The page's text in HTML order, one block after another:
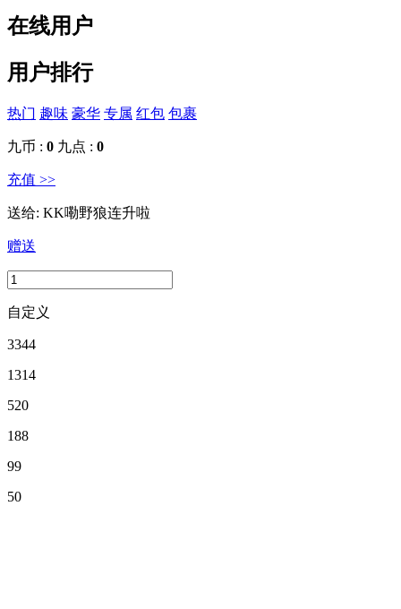
在线用户
用户排行
热门 趣味 豪华 专属 红包 包裹
九币 : 0 九点 : 0
充值 >>
送给: KK嘞野狼连升啦
赠送
自定义
3344
1314
520
188
99
50